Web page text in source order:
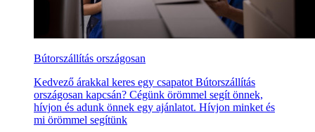
Bútorszállítás országosan
Kedvező árakkal keres egy csapatot Bútorszállítás
országosan kapcsán? Cégünk örömmel segít önnek,
hívjon és adunk önnek egy ajánlatot. Hívjon minket és
mi örömmel segítünk